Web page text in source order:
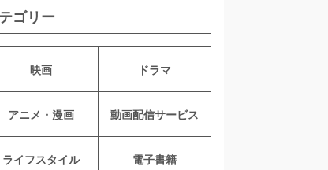
ゴリー
映画 ドラマ
アニメ・漫画 動画配信サービス
ライフスタイル 電子書籍